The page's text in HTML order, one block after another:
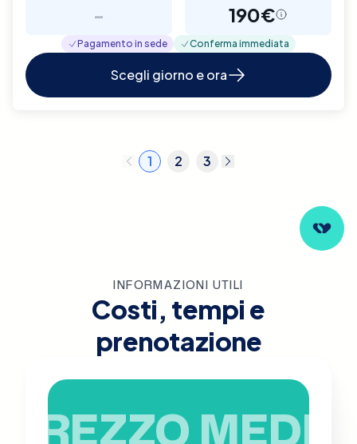
- 190€
Pagamento in sede Conferma immediata
Scegli giorno e ora
1 2 3
INFORMAZIONI UTILI
Costi, tempi e
prenotazione
PREZZO MEDIO